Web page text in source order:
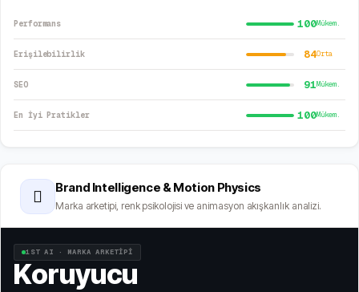
Performans 100Mükem.
Erişilebilirlik 84Orta
SEO 91Mükem.
En İyi Pratikler 100Mükem.
🫆 Brand Intelligence & Motion Physics
Marka arketipi, renk psikolojisi ve animasyon akışkanlık analizi.
1ST AI · MARKA ARKETİPİ
Koruyucu